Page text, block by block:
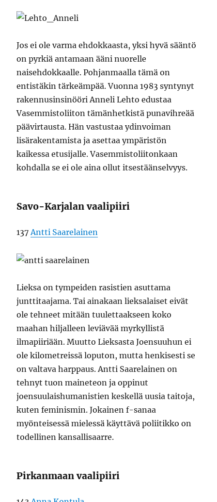
Jos ei ole varma ehdokkaasta, yksi hyvä sääntö
on pyrkiä antamaan ääni nuorelle
naisehdokkaalle. Pohjanmaalla tämä on
entistäkin tärkeämpää. Vuonna 1983 syntynyt
rakennusinsinööri Anneli Lehto edustaa
Vasemmistoliiton tämänhetkistä punavihreää
päävirtausta. Hän vastustaa ydinvoiman
lisärakentamista ja asettaa ympäristön
kaikessa etusijalle. Vasemmistoliitonkaan
kohdalla se ei ole aina ollut itsestäänselvyys.
Savo-Karjalan vaalipiiri
137Antti Saarelainen
Lieksa on tympeiden rasistien asuttama
junttitaajama. Tai ainakaan lieksalaiset eivät
ole tehneet mitään tuulettaakseen koko
maahan hiljalleen leviävää myrkyllistä
ilmapiiriään. Muutto Lieksasta Joensuuhun ei
ole kilometreissä loputon, mutta henkisesti se
on valtava harppaus. Antti Saarelainen on
tehnyt tuon maineteon ja oppinut
joensuulaishumanistien keskellä uusia taitoja,
kuten feminismin. Jokainen f-sanaa
myönteisessä mielessä käyttävä poliitikko on
todellinen kansallisaarre.
Pirkanmaan vaalipiiri